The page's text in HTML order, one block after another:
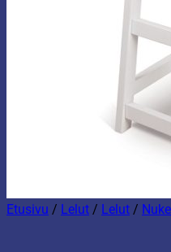
Etusivu / Lelut / Lelut /